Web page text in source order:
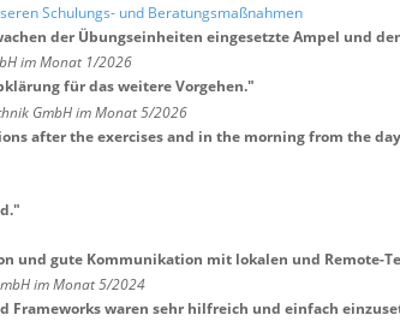
Schulungs- und Beratungsmaßnahmen
der Übungseinheiten eingesetzte Ampel und
im Monat 1/2026
für das weitere Vorgehen."
GmbH im Monat 5/2026
after the exercises and in the morning from the
"
und gute Kommunikation mit lokalen und Remote-
im Monat 5/2024
Frameworks waren sehr hilfreich und einfach